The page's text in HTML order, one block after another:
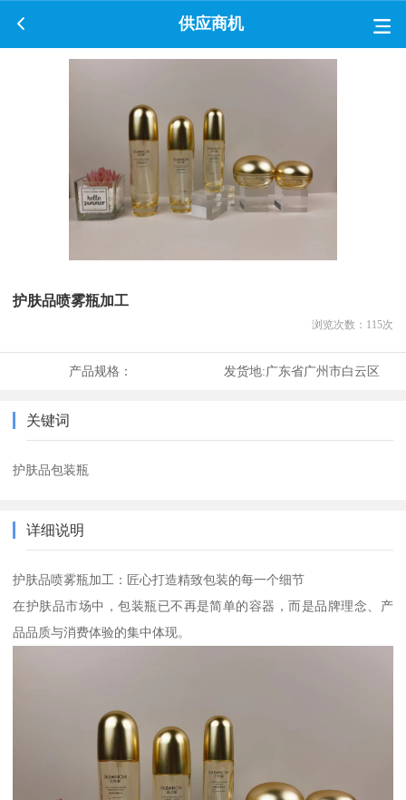
供应商机
护肤品喷雾瓶加工
浏览次数： 115次
产品规格： 发货地:广东省广州市白云区
关键词
护肤品包装瓶
详细说明
护肤品喷雾瓶加工：匠心打造精致包装的每一个细节
在护肤品市场中，包装瓶已不再是简单的容器，而是品牌理念、产
品品质与消费体验的集中体现。